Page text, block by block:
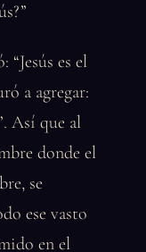
“Jesús es el
a agregar:
Así que al
donde el
se
ese vasto
en el